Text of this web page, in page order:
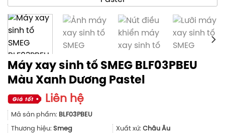
Máy xay sinh tố SMEG BLF03PBEU
Màu Xanh Dương Pastel
Liên hệ
Mã sản phẩm: BLF03PBEU
Thương hiệu: Smeg Xuất xứ: Châu Âu